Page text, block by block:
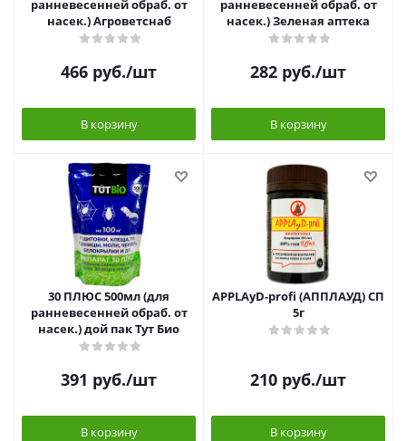
ранневесенней обраб. от
насек.) Агроветснаб
466 руб./шт
В корзину
ранневесенней обраб. от
насек.) Зеленая аптека
282 руб./шт
В корзину
30 ПЛЮС 500мл (для
ранневесенней обраб. от
насек.) дой пак Тут Био
391 руб./шт
В корзину
APPLAyD-profi (АППЛАУД) СП
5г
210 руб./шт
В корзину